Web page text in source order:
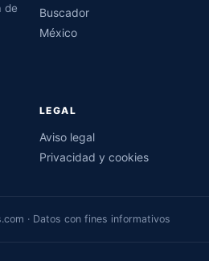
de
Buscador
México
LEGAL
Aviso legal
Privacidad y cookies
· Datos con fines informativos